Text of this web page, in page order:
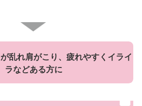
乱れ肩がこり、疲れやすくイライ
ラなどある方に